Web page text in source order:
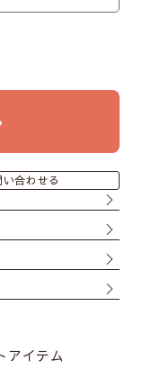
合わせる
アイテム